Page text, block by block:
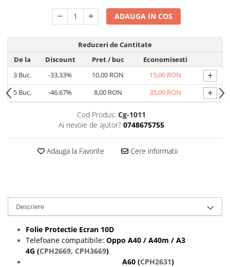
Seria X
Seria 8
Seria 7
Seria 6
Oppo / Realme
Motorola
Incarcatoare Retea
Incarcatoare Auto
Cabluri de date / Audio
Componente Gsm
Iphone
ADAUGA IN COS
Reduceri de Cantitate
De la
Discount Pret/ buc
Economisesti
3 Buc. -33.33% 10,00 RON 15,00 RON +
5 Buc. -46.67% 8,00 RON 35,00 RON +
Cod Produs: Cg-1011
Ai nevoie de ajutor? 0748675755
Adauga la Favorite Cere informatii
Descriere
Folie Protectie Ecran 10D
Telefoane compatibile: Oppo A40 / A40m / A3
4G (CPH2669, CPH3669)
A60 (CPH2631)